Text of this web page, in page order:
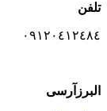
تلفن
٠٩١٢٠٤١٢٤٨٤
البرزآرسی